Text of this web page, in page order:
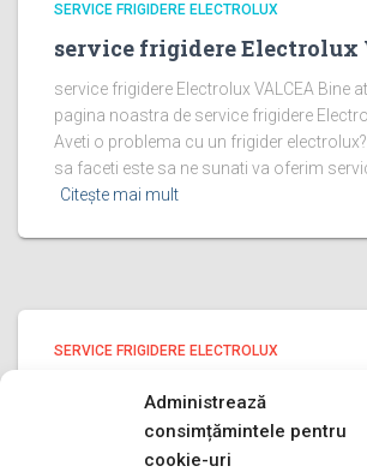
Administrează
consimțămintele pentru
cookie-uri
SERVICE FRIGIDERE ELECTROLUX
service frigidere Electrolux
service frigidere Electrolux VALCEA Bine
pagina noastra de service frigidere
Aveti o problema cu un frigider
sa faceti este sa ne sunati va oferim
Citește mai mult
SERVICE FRIGIDERE ELECTROLUX
service frigidere Electrolux
service frigidere Electrolux PRAHOVA Bine
pagina noastra de service frigidere